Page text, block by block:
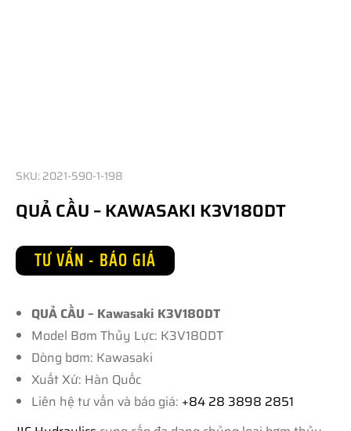
SKU: 2021-590-1-198
QUẢ CẦU – KAWASAKI K3V180DT
TƯ VẤN - BÁO GIÁ
QUẢ CẦU – Kawasaki K3V180DT
Model Bơm Thủy Lực: K3V180DT
Dòng bơm: Kawasaki
Xuất Xứ: Hàn Quốc
Liên hệ tư vấn và báo giá: +84 28 3898 2851